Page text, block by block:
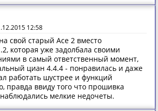
12:58
свой старый Ace 2 вместо
которая уже задолбала своими
в самый ответственный момент,
циан 4.4.4 - понравилась и даже
работать шустрее и функций
правда ввиду того что прошивка
мелкие недочеты.